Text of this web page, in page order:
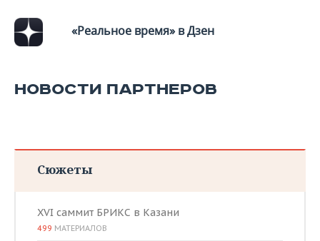
«Реальное время» в Дзен
НОВОСТИ ПАРТНЕРОВ
Сюжеты
XVI саммит БРИКС в Казани
499 МАТЕРИАЛОВ